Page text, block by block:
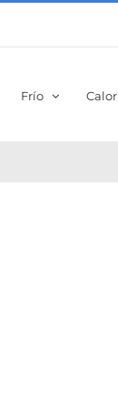
Frío Calor